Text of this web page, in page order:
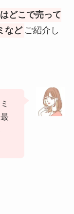
どこで売って
など ご紹介し